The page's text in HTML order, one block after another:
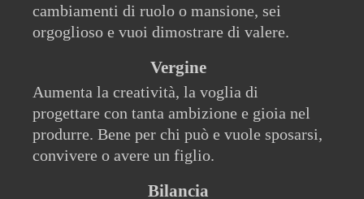
cambiamenti di ruolo o mansione, sei
orgoglioso e vuoi dimostrare di valere.
Vergine
Aumenta la creatività, la voglia di
progettare con tanta ambizione e gioia nel
produrre. Bene per chi può e vuole sposarsi,
convivere o avere un figlio.
Bilancia